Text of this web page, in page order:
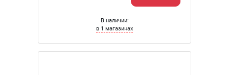
В наличии:
в 1 магазинах